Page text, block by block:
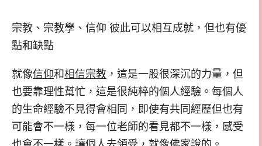
宗教、宗教學、信仰 彼此可以相互成就，但也有優
點和缺點
就像信仰和相信宗教 ，這是一股很深沉的力量，但
也要靠理性幫忙，這是很純粹的個人經驗。每個人
的生命經驗不見得會相同，即使有共同經歷但也有
可能會不一樣，每一位老師的看見都不一樣，感受